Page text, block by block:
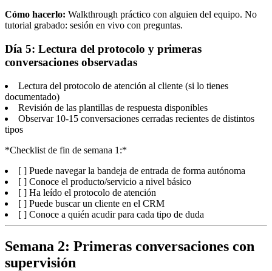
Cómo hacerlo: Walkthrough práctico con alguien del equipo. No
tutorial grabado: sesión en vivo con preguntas.
Día 5: Lectura del protocolo y primeras
conversaciones observadas
Lectura del protocolo de atención al cliente (si lo tienes
documentado)
Revisión de las plantillas de respuesta disponibles
Observar 10-15 conversaciones cerradas recientes de distintos
tipos
*Checklist de fin de semana 1:*
[ ] Puede navegar la bandeja de entrada de forma autónoma
[ ] Conoce el producto/servicio a nivel básico
[ ] Ha leído el protocolo de atención
[ ] Puede buscar un cliente en el CRM
[ ] Conoce a quién acudir para cada tipo de duda
Semana 2: Primeras conversaciones con
supervisión